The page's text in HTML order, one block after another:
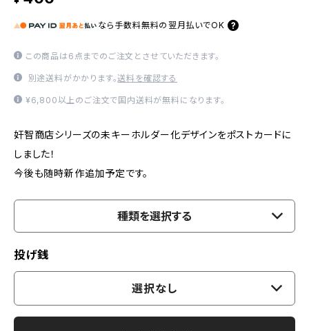
なら 手数料無料の 翌月払いでOK
この商品は6点までのご注文とさせていただきます。
別途送料がかかります。送料を確認する
¥6,800以上のご注文で国内送料が無料になります。
奸智商店シリーズの未キーホルダー化デザインをポストカードに
しました！
今後も随時新作追加予定です。
種類を選択する
投げ銭
選択なし